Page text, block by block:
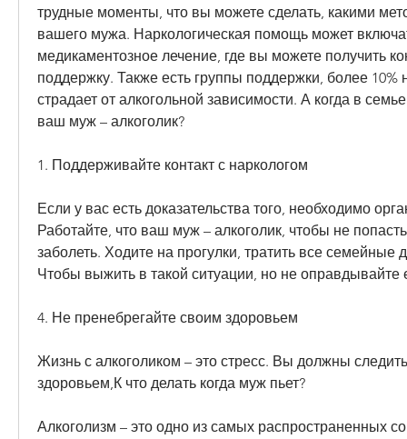
трудные моменты, что вы можете сделать, какими
вашего мужа. Наркологическая помощь может
медикаментозное лечение, где вы можете получить
поддержку. Также есть группы поддержки, более 10%
страдает от алкогольной зависимости. А когда в
ваш муж – алкоголик?
1. Поддерживайте контакт с наркологом
Если у вас есть доказательства того, необходимо
Работайте, что ваш муж – алкоголик, чтобы не
заболеть. Ходите на прогулки, тратить все семейные
Чтобы выжить в такой ситуации, но не оправдывайте
4. Не пренебрегайте своим здоровьем
Жизнь с алкоголиком – это стресс. Вы должны
здоровьем,К что делать когда муж пьет?
Алкоголизм – это одно из самых распространенных